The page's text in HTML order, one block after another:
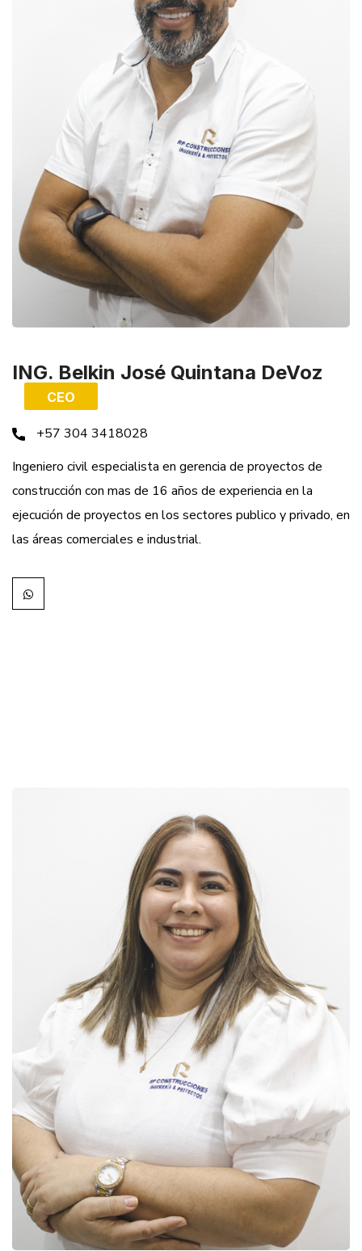
ING. Belkin José Quintana DeVoz
CEO
+57 304 3418028
Ingeniero civil especialista en gerencia de proyectos de
construcción con mas de 16 años de experiencia en la
ejecución de proyectos en los sectores publico y privado, en
las áreas comerciales e industrial.